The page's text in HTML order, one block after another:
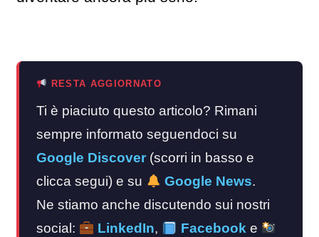
RESTA AGGIORNATO
Ti è piaciuto questo articolo? Rimani
sempre informato seguendoci su
Google Discover (scorri in basso e
clicca segui) e su
Google News.
Ne stiamo anche discutendo sui nostri
social:
LinkedIn, Facebooke